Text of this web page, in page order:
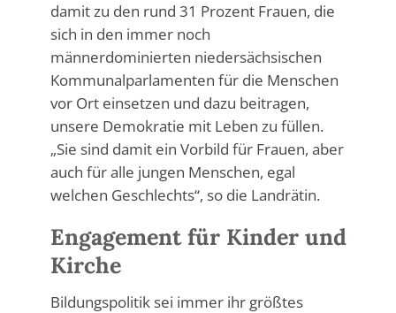
damit zu den rund 31 Prozent Frauen, die
sich in den immer noch
männerdominierten niedersächsischen
Kommunalparlamenten für die Menschen
vor Ort einsetzen und dazu beitragen,
unsere Demokratie mit Leben zu füllen.
„Sie sind damit ein Vorbild für Frauen, aber
auch für alle jungen Menschen, egal
welchen Geschlechts“, so die Landrätin.
Engagement für Kinder und
Kirche
Bildungspolitik sei immer ihr größtes